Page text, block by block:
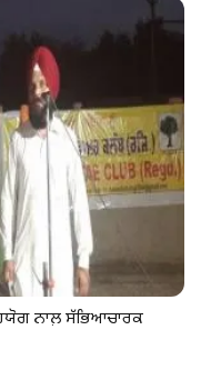
ਨਾਲ਼ ਸੱਭਿਆਚਾਰਕ